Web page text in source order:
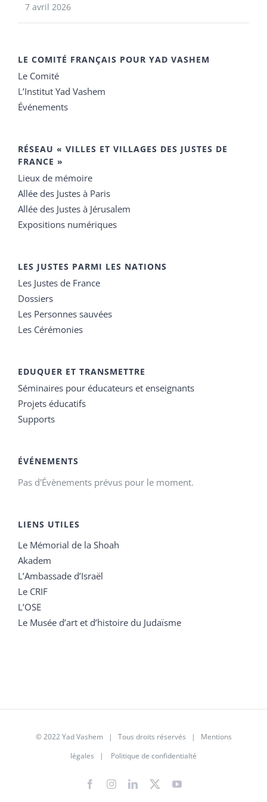
7 avril 2026
LE COMITÉ FRANÇAIS POUR YAD VASHEM
Le Comité
L’Institut Yad Vashem
Événements
RÉSEAU « VILLES ET VILLAGES DES JUSTES DE
FRANCE »
Lieux de mémoire
Allée des Justes à Paris
Allée des Justes à Jérusalem
Expositions numériques
LES JUSTES PARMI LES NATIONS
Les Justes de France
Dossiers
Les Personnes sauvées
Les Cérémonies
EDUQUER ET TRANSMETTRE
Séminaires pour éducateurs et enseignants
Projets éducatifs
Supports
ÉVÉNEMENTS
Pas d'Évènements prévus pour le moment.
LIENS UTILES
Le Mémorial de la Shoah
Akadem
L’Ambassade d’Israël
Le CRIF
L’OSE
Le Musée d’art et d’histoire du Judaïsme
© 2022 Yad Vashem | Tous droits réservés | Mentions
légales | Politique de confidentialté
FacebookInstagramLinkedIn
X YouTube